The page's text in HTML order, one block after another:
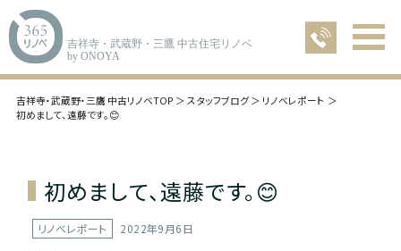
吉祥寺・武蔵野・三鷹 中古住宅リノベ
by ONOYA
吉祥寺・武蔵野・三鷹 中古リノベTOP スタッフブログ
リノベレポート
初めまして、遠藤です。😊
初めまして、遠藤です。😊
リノベレポート 2022年9月6日